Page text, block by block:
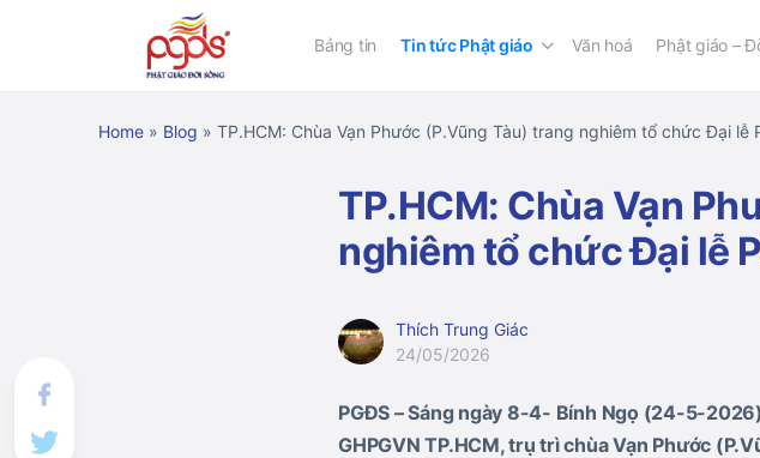
Bảng tin Tin tức Phật giáo Văn hoá Phật giáo –
Home » Blog » TP.HCM: Chùa Vạn Phước (P.Vũng Tàu) trang nghiêm tổ chức Đại lễ
TP.HCM: Chùa Vạn
nghiêm tổ chức Đại lễ
Thích Trung Giác
24/05/2026
PGĐS – Sáng ngày 8-4- Bính Ngọ (24-5-
GHPGVN TP.HCM, trụ trì chùa Vạn Phước